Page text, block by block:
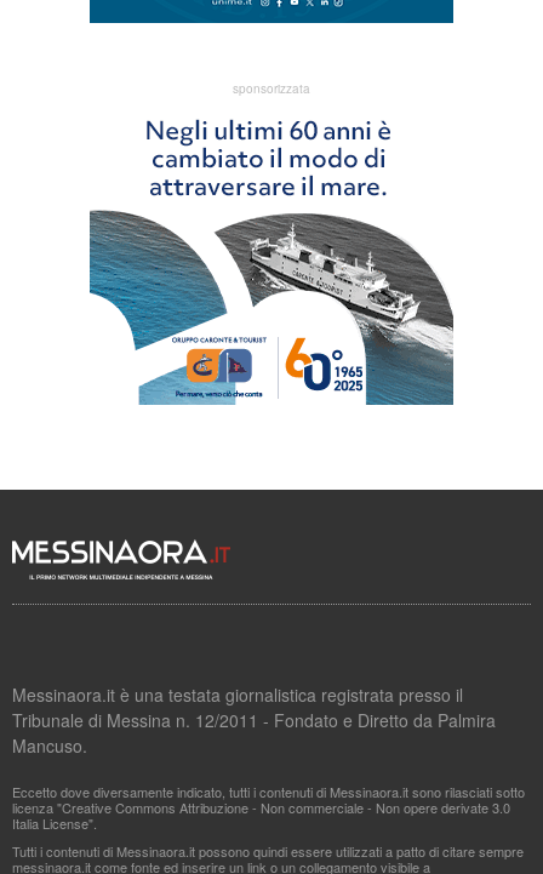
sponsorizzata
Messinaora.it è una testata giornalistica registrata presso il
Tribunale di Messina n. 12/2011 - Fondato e Diretto da Palmira
Mancuso.
Eccetto dove diversamente indicato, tutti i contenuti di Messinaora.it sono rilasciati sotto
licenza "Creative Commons Attribuzione - Non commerciale - Non opere derivate 3.0
Italia License".
Tutti i contenuti di Messinaora.it possono quindi essere utilizzati a patto di citare sempre
messinaora.it come fonte ed inserire un link o un collegamento visibile a